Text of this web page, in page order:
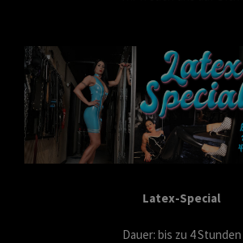
Latex-Special
Dauer: bis zu 4 Stunden